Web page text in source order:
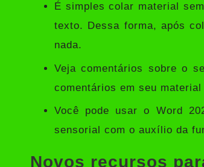
É simples colar material
texto. Dessa forma, após
nada.
Veja comentários sobre o
comentários em seu
Você pode usar o Word
sensorial com o auxílio da
Novos recursos